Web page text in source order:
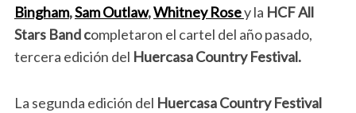
Bingham,Sam Outlaw,Whitney Rosey la HCF All
Stars Band completaron el cartel del año pasado,
tercera edición del Huercasa Country Festival.
La segunda edición del Huercasa Country Festival